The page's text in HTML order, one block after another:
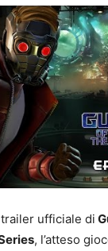
ufficiale di
, l’atteso